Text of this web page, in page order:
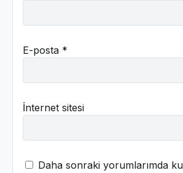
E-posta *
İnternet sitesi
Daha sonraki yorumlarımda